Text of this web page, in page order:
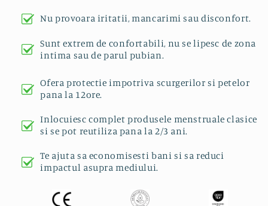
Nu provoara iritatii, mancarimi sau disconfort.
Sunt extrem de confortabili, nu se lipesc de zona
intima sau de parul pubian.
Ofera protectie impotriva scurgerilor si petelor
pana la 12ore.
Inlocuiesc complet produsele menstruale clasice
si se pot reutiliza pana la 2/3 ani.
Te ajuta sa economisesti bani si sa reduci
impactul asupra mediului.